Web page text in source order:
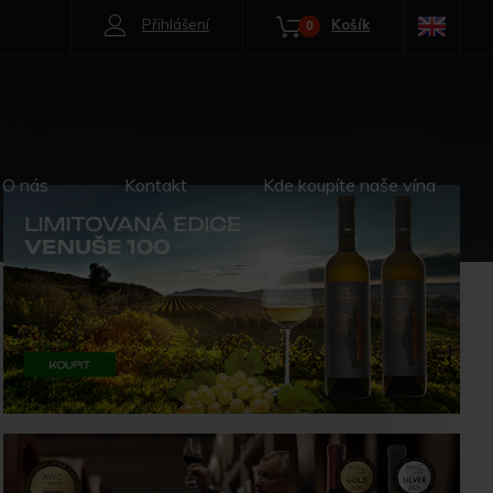
Košík
0
Přihlášení
O nás Kontakt Kde koupíte naše vína